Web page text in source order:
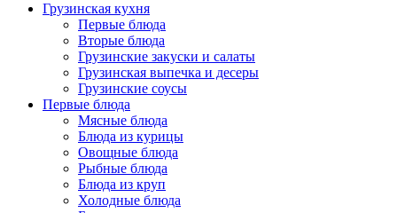
Грузинская кухня
Первые блюда
Вторые блюда
Грузинские закуски и салаты
Грузинская выпечка и десеры
Грузинские соусы
Первые блюда
Мясные блюда
Блюда из курицы
Овощные блюда
Рыбные блюда
Блюда из круп
Холодные блюда